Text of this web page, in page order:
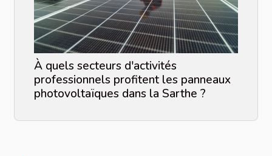
À quels secteurs d'activités
professionnels profitent les panneaux
photovoltaïques dans la Sarthe ?